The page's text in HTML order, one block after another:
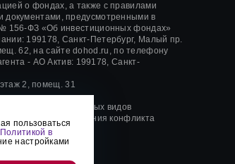
о фондах, а также с правилами
документами, предусмотренными в
156-ФЗ «Об инвестиционных фондах»
199178, Санкт-Петербург, Малый пр.
62, на сайте dohod.ru, по телефону
- АО Актив: 199178, Санкт-
2, помещ. 31
различных видов
риска возникновения конфликта
пользоваться
Политикой в
настройками